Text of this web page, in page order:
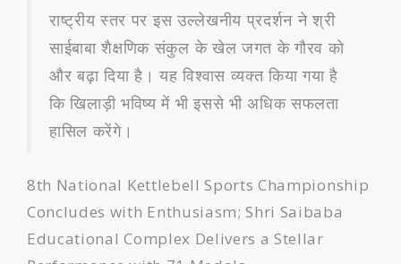
​राष्ट्रीय स्तर पर इस उल्लेखनीय प्रदर्शन ने श्री
साईबाबा शैक्षणिक संकुल के खेल जगत के गौरव को
और बढ़ा दिया है। यह विश्वास व्यक्त किया गया है
कि खिलाड़ी भविष्य में भी इससे भी अधिक सफलता
हासिल करेंगे।
8th National Kettlebell Sports Championship
Concludes with Enthusiasm; Shri Saibaba
Educational Complex Delivers a Stellar